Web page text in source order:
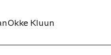
Okke Kluun